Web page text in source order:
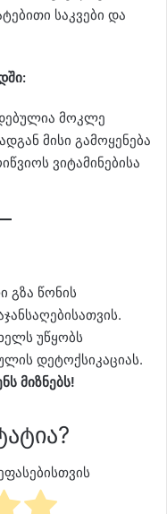
საკვები და
მოკლე
მისი გამოყენება
ვიტამინებისა
გზა წონის
უწყობს
დეტოქსიკაციას.
მიზნებს!